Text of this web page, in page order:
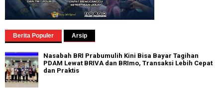
Berita Populer Arsip
Nasabah BRI Prabumulih Kini Bisa Bayar Tagihan
PDAM Lewat BRIVA dan BRImo, Transaksi Lebih Cepat
dan Praktis